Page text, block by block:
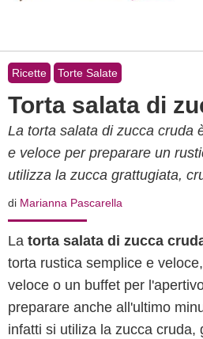
Ricette Torte Salate
Torta salata di
La torta salata di zucca cruda
e veloce per preparare un
utilizza la zucca grattugiata,
di Marianna Pascarella
La torta salata di zucca
torta rustica semplice e
veloce o un buffet per
preparare anche all'ultimo
infatti si utiliza la zucca cruda,